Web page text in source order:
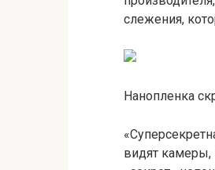
слежения,
Нанопленка
видят камеры,